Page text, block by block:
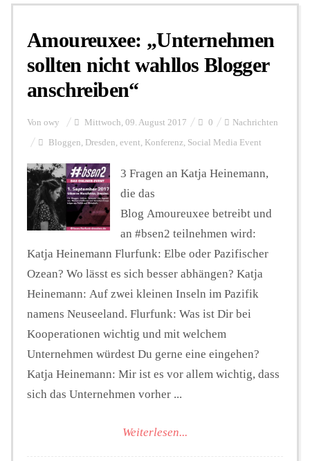
Personalien
Hintergrund
FUNKTURM-Beiträge
Podcast
Seminare
Unterstützen
Amoureuxee: „Unternehmen
sollten nicht wahllos Blogger
anschreiben“
Von owy Mittwoch, 09. August 2017 0 Nachrichten
Bloggen, Dresden, event, Konferenz, Social Media Event
3 Fragen an Katja Heinemann,
die das
Blog Amoureuxee betreibt und
an #bsen2 teilnehmen wird:
Katja Heinemann Flurfunk: Elbe oder Pazifischer
Ozean? Wo lässt es sich besser abhängen? Katja
Heinemann: Auf zwei kleinen Inseln im Pazifik
namens Neuseeland. Flurfunk: Was ist Dir bei
Kooperationen wichtig und mit welchem
Unternehmen würdest Du gerne eine eingehen?
Katja Heinemann: Mir ist es vor allem wichtig, dass
sich das Unternehmen vorher ...
Weiterlesen...